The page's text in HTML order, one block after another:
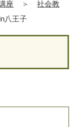
座 ＞
社会教
八王子